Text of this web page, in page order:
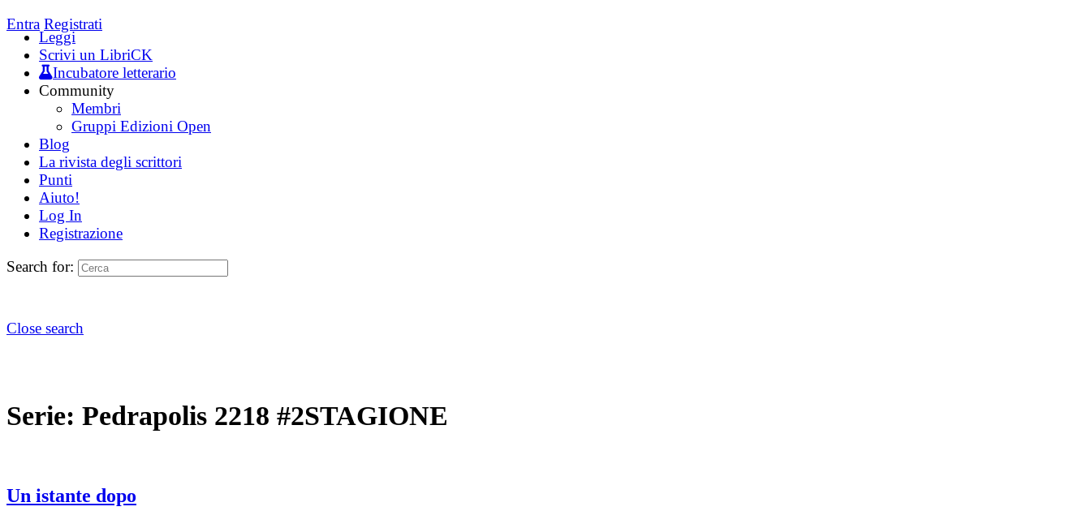
Entra Registrati
Leggi
Scrivi un LibriCK
Incubatore letterario
Community
Membri
Gruppi Edizioni Open
Blog
La rivista degli scrittori
Punti
Aiuto!
Log In
Registrazione
Search for:
Close search
Serie: Pedrapolis 2218 #2STAGIONE
Un istante dopo